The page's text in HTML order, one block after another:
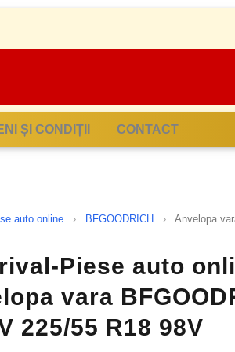
ȘI CONDIȚII CONTACT
auto online › BFGOODRICH ›
Anvelopa
Piese auto
vara
225/55 R18 98V